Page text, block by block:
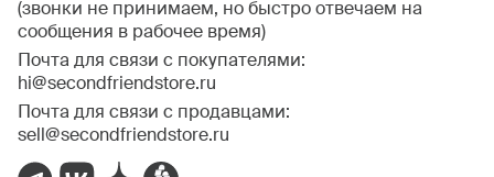
(звонки не принимаем, но быстро отвечаем на
сообщения в рабочее время)
Почта для связи с покупателями:
hi@secondfriendstore.ru
Почта для связи с продавцами:
sell@secondfriendstore.ru